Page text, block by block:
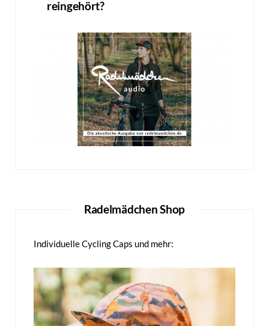
reingehört?
Radelmädchen Shop
Individuelle Cycling Caps und mehr: